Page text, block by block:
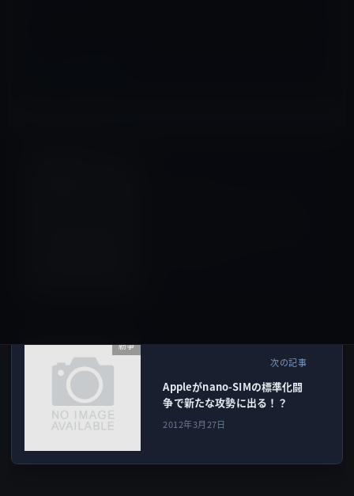
紛争
次の記事
Appleがnano-SIMの標準化闘
争で新たな攻勢に出る！？
2012年3月27日